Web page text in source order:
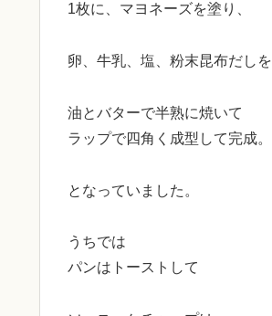
1枚に、マヨネーズを塗り、
卵、牛乳、塩、粉末昆布だしを
油とバターで半熟に焼いて
ラップで四角く成型して完成。
となっていました。
うちでは
パンはトーストして